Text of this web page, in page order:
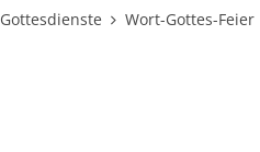
Gottesdienste Wort-Gottes-Feier